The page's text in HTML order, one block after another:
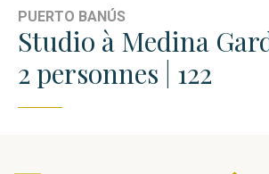
PUERTO BANÚS
Studio à Medina
2 personnes | 122